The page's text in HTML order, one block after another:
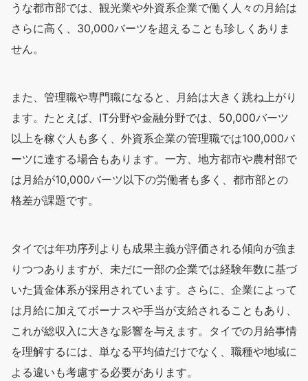
うな都市部では、観光業や外資系企業で働く人々の月給は
さらに高く、30,000バーツを超えることも珍しくありま
せん。
また、管理職や専門職になると、月給は大きく跳ね上がり
ます。たとえば、IT分野や金融分野では、50,000バーツ
以上を稼ぐ人も多く、外資系企業の管理職では100,000バ
ーツに達する場合もあります。一方、地方都市や農村部で
は月給が10,000バーツ以下の労働者も多く、都市部との
格差が課題です。
タイでは年功序列よりも成果主義が評価される傾向が強ま
りつつありますが、未だに一部の企業では経験年数に基づ
いた賃金体系が採用されています。さらに、企業によって
は月給に加えてボーナスや手当が支給されることもあり、
これが総収入に大きな影響を与えます。タイでの月給事情
を理解するには、単なる平均値だけでなく、職種や地域に
よる違いも考慮する必要があります。